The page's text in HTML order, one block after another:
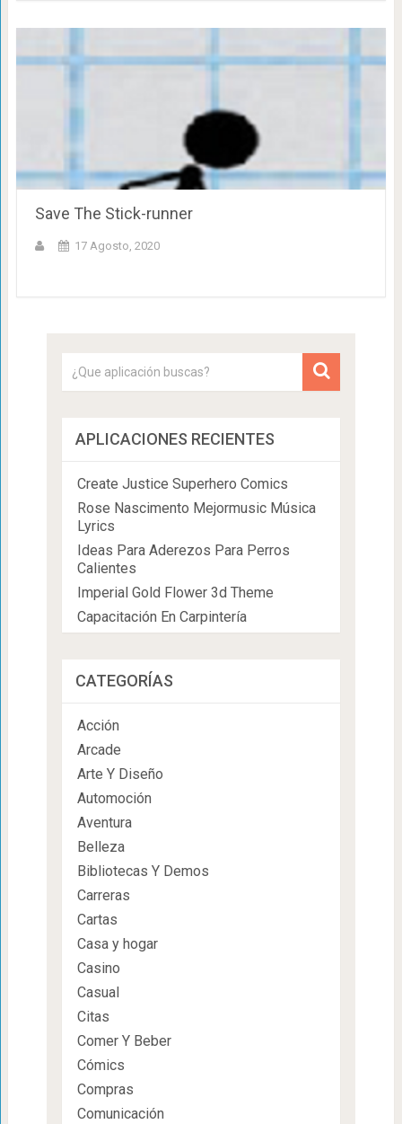
Save The Stick-runner
17 Agosto, 2020
APLICACIONES RECIENTES
Create Justice Superhero Comics
Rose Nascimento Mejormusic Música
Lyrics
Ideas Para Aderezos Para Perros
Calientes
Imperial Gold Flower 3d Theme
Capacitación En Carpintería
CATEGORÍAS
Acción
Arcade
Arte Y Diseño
Automoción
Aventura
Belleza
Bibliotecas Y Demos
Carreras
Cartas
Casa y hogar
Casino
Casual
Citas
Comer Y Beber
Cómics
Compras
Comunicación